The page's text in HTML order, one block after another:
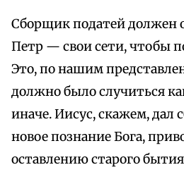
Сборщик податей должен
Петр — свои сети, чтобы
Это, по нашим
должно было случиться
иначе. Иисус, скажем, дал
новое познание Бога,
оставлению старого